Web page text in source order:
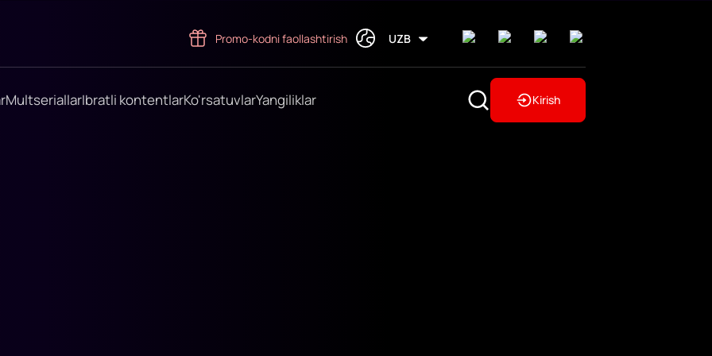
Promo-kodni faollashtirish UZB
MultseriallarIbratli kontentlarKo'rsatuvlarYangiliklar Kirish